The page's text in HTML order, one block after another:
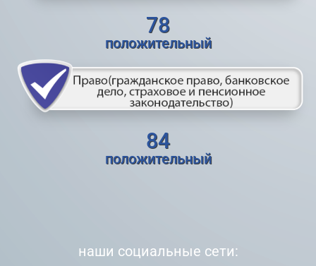
78
положительный
84
положительный
наши социальные сети: